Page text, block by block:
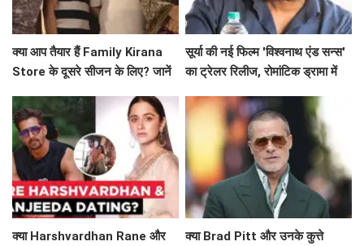
क्या आप तैयार हैं Family Kirana
Store के दूसरे सीजन के लिए? जानें
सूर्या की नई फिल्म 'विश्वनाथ एंड सन्स'
का ट्रेलर रिलीज, रोमांटिक ड्रामा में
क्या Harshvardhan Rane और क्या Brad Pitt और उनके कुत्ते